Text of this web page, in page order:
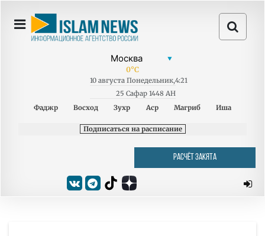
0°C
10 августа Понедельник,4:21
25 Сафар 1448 AH
Фаджр
Восход Зухр Аср Магриб Иша
Подписаться на расписание
РАСЧЁТ ЗАКЯТА